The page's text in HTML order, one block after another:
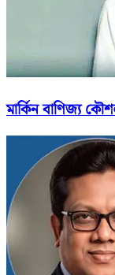
মার্কিন বাণিজ্য